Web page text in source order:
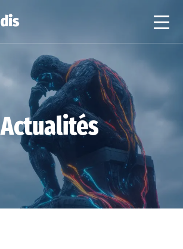
Actualités